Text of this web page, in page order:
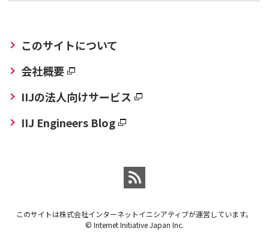
このサイトについて
会社概要
IIJの法人向けサービス
IIJ Engineers Blog
このサイトは株式会社インターネットイニシアティブが運営しています。
© Internet Initiative Japan Inc.